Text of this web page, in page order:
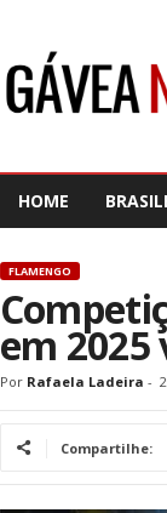
HOME
FLAMENGO
em
Por Rafaela Ladeira -
Compartilhe: